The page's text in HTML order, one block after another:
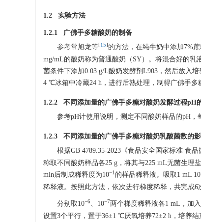
1.2 实验方法
1.2.1 广佛手多糖酸奶的制备
参考常旭龙等[15] 的方法，在纯牛奶中添加7%
mg/mL的酸奶称为普通酸奶（SY）。将混合好的
菌条件下添加0.03 g/L酸奶发酵剂L903，然后放入
4 ℃冰箱中冷藏24 h，进行后熟处理，制得广佛手多
1.2.2 不同添加量的广佛手多糖对酸奶发酵过程pH
参考pH计使用说明，测定不同酸奶样品的pH，
1.2.3 不同添加量的广佛手多糖对酸奶乳酸菌数的
根据GB 4789.35-2023《食品安全国家标准 食品
称取不同酸奶样品各25 g，将其与225 mL无菌生理
min后制成稀释度为10−1 的样品稀释液。吸取1 mL 10
稀释液。按照此方法，依次进行梯度稀释，共完成6
分别取10−6、10−7两个梯度稀释液各1 mL，加
设置3个平行，置于36±1 ℃厌氧培养72±2 h，培养